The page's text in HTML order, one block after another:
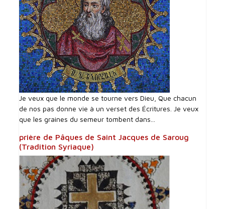
Je veux que le monde se tourne vers Dieu, Que chacun
de nos pas donne vie à un verset des Écritures. Je veux
que les graines du semeur tombent dans...
prière de Pâques de Saint Jacques de Saroug
(Tradition Syriaque)